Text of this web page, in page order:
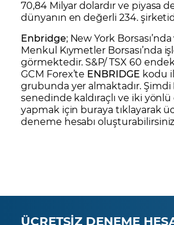
70,84 Milyar dolardır ve piyasa
dünyanın en değerli 234.
Enbridge; New York
Menkul Kıymetler Borsası’nda
görmektedir. S&P/ TSX 60
GCM Forex’te ENBRIDGE kodu
grubunda yer almaktadır. Şimdi
senedinde kaldıraçlı ve iki
yapmak için buraya tıklayarak
deneme hesabı
ÜCRETSİZ DENEME